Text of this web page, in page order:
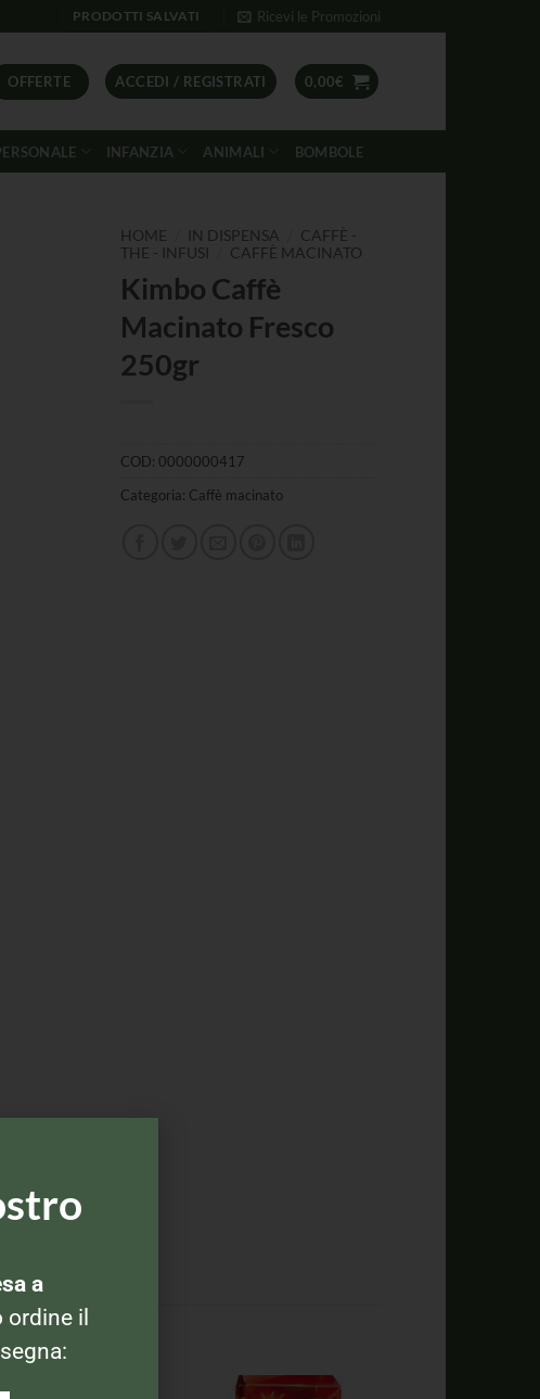
PRODOTTI SALVATI Ricevi le Promozioni
OFFERTE ACCEDI / REGISTRATI 0,00€
INFANZIA ANIMALI BOMBOLE
HOME IN DISPENSA
CAFFÈ -
THE - INFUSI
CAFFÈ MACINATO
Kimbo Caffè
Macinato Fresco
250gr
COD: 0000000417
Categoria: Caffè macinato
a
il